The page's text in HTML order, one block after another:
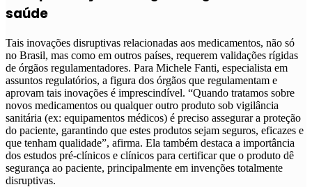
saúde
Tais inovações disruptivas relacionadas aos medicamentos, não só
no Brasil, mas como em outros países, requerem validações rígidas
de órgãos regulamentadores. Para Michele Fanti, especialista em
assuntos regulatórios, a figura dos órgãos que regulamentam e
aprovam tais inovações é imprescindível. “Quando tratamos sobre
novos medicamentos ou qualquer outro produto sob vigilância
sanitária (ex: equipamentos médicos) é preciso assegurar a proteção
do paciente, garantindo que estes produtos sejam seguros, eficazes e
que tenham qualidade”, afirma. Ela também destaca a importância
dos estudos pré-clínicos e clínicos para certificar que o produto dê
segurança ao paciente, principalmente em invenções totalmente
disruptivas.